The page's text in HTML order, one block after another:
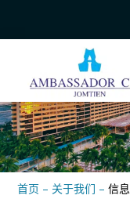
首页 – 关于我们 –信息